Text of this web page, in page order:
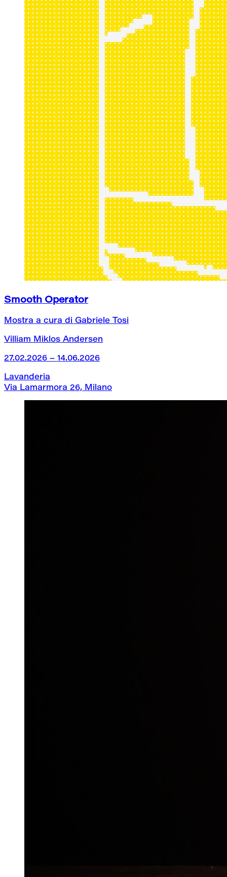
Smooth Operator
Mostra a cura di Gabriele Tosi
Villiam Miklos Andersen
27.02.2026 – 14.06.2026
Lavanderia
Via Lamarmora 26, Milano